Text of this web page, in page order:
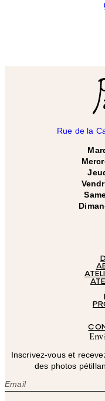
Rue de la
Inscrivez-vous et
des photos